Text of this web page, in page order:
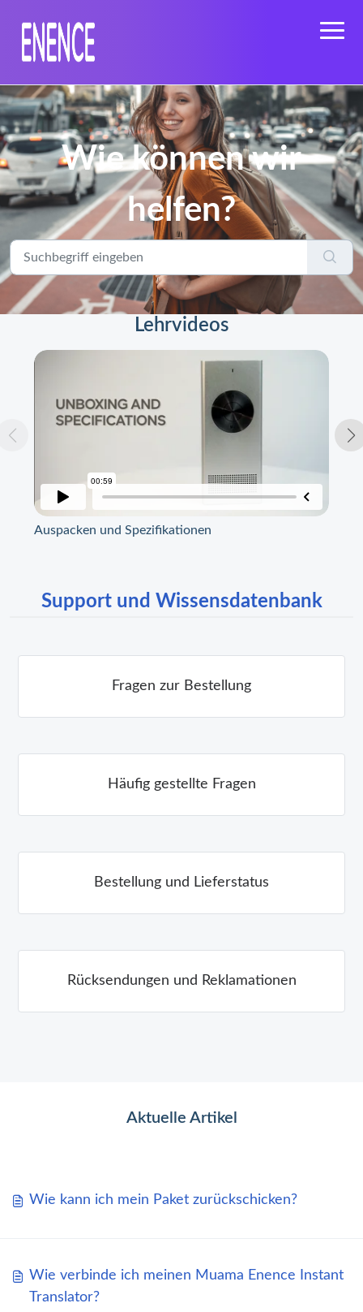
Wie können wir
helfen?
Lehrvideos
Auspacken und Spezifikationen
Support und Wissensdatenbank
Fragen zur Bestellung
Häufig gestellte Fragen
Bestellung und Lieferstatus
Rücksendungen und Reklamationen
Aktuelle Artikel
Wie kann ich mein Paket zurückschicken?
Wie verbinde ich meinen Muama Enence Instant
Translator?